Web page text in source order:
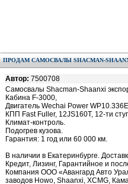
ПРОДАМ САМОСВАЛЫ SHACMAN-SHAANXI
Автор: 7500708
Самосвалы Shacman-Shaanxi
Кабина F-3000,
Двигатель Wechai Power
КПП Fast Fuller, 12JS160T, 12-ти
Климат-контроль.
Подогрев кузова.
Гарантия: 1 год или 60 000 км.
В наличии в Екатеринбурге.
Кредит, Лизинг, Гарантийное и
Компания ООО «Авангард Авто
заводов Howo, Shaanxi, XCMG,